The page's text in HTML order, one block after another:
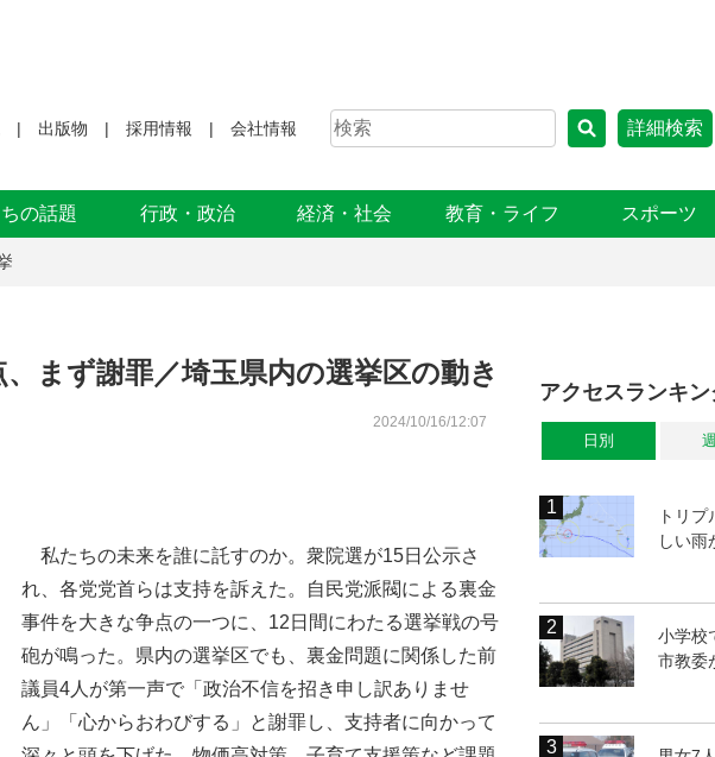
出版物 採用情報 会社情報 詳細検索
ちの話題 行政・政治 経済・社会 教育・ライフ スポーツ
まず謝罪／埼玉県内の選挙区の動き
2024/10/16/12:07
私たちの未来を誰に託すのか。衆院選が15日公示さ
れ、各党党首らは支持を訴えた。自民党派閥による裏金
事件を大きな争点の一つに、12日間にわたる選挙戦の号
砲が鳴った。県内の選挙区でも、裏金問題に関係した前
議員4人が第一声で「政治不信を招き申し訳ありませ
ん」「心からおわびする」と謝罪し、支持者に向かって
アクセスランキン
日別
トリ
しい
小学校
市教委